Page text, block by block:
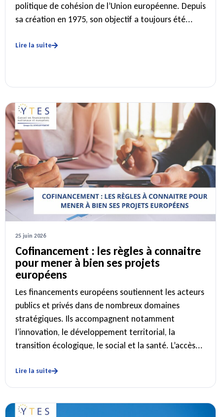
politique de cohésion de l’Union européenne. Depuis
sa création en 1975, son objectif a toujours été...
Lire la suite
25 juin 2026
Cofinancement : les règles à connaitre
pour mener à bien ses projets
européens
Les financements européens soutiennent les acteurs
publics et privés dans de nombreux domaines
stratégiques. Ils accompagnent notamment
l’innovation, le développement territorial, la
transition écologique, le social et la santé. L’accès...
Lire la suite